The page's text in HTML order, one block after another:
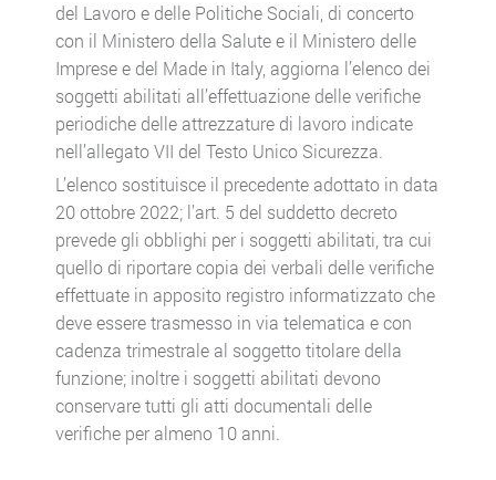
del Lavoro e delle Politiche Sociali, di concerto
con il Ministero della Salute e il Ministero delle
Imprese e del Made in Italy, aggiorna l’elenco dei
soggetti abilitati all’effettuazione delle verifiche
periodiche delle attrezzature di lavoro indicate
nell’allegato VII del Testo Unico Sicurezza.
L’elenco sostituisce il precedente adottato in data
20 ottobre 2022; l’art. 5 del suddetto decreto
prevede gli obblighi per i soggetti abilitati, tra cui
quello di riportare copia dei verbali delle verifiche
effettuate in apposito registro informatizzato che
deve essere trasmesso in via telematica e con
cadenza trimestrale al soggetto titolare della
funzione; inoltre i soggetti abilitati devono
conservare tutti gli atti documentali delle
verifiche per almeno 10 anni.